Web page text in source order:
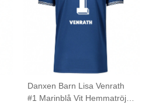
Danxen Barn Lisa Venrath
#1 Marinblå Vit Hemmatröja